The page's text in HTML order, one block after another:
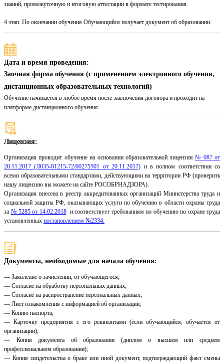
знаний, промежуточную и итоговую аттестации в формате тестирования.
4 этап. По окончании обучения Обучающийся получает документ об образовании.
Дата и время проведения:
Заочная форма обучения (с применением электронного обучения,
дистанционных образовательных технологий)
Обучение начинается в любое время после заключения договора и проходит на
платформе дистанционного обучения.
Лицензия:
Организация проводит обучение на основании образовательной лицензии № 087 от
20.11.2017 (Л035-01215-72/00275501 от 20.11.2017) и в полном соответствии со
всеми образовательными стандартами, действующими на территории РФ (проверить
нашу лицензию вы можете на сайте РОСОБРНАДЗОРА).
Организация внесена в реестр аккредитованных организаций Министерства труда и
социальной защиты РФ, оказывающих услуги по обучению в области охраны труда
за № 5285 от 14.02.2018и соответствует требованиям по обучению по охране труда
установленных постановлением №2334.
Документы, необходимые для начала обучения:
— Заявление о зачислении, от обучающегося;
— Согласие на обработку персональных данных;
— Согласие на распространение персональных данных;
— Лист ознакомления с информацией об организации;
— Копию паспорта;
— Карточку предприятия с его реквизитами (если обучающийся, обучается от
организации);
— Копия документа об образовании (диплом о высшем или среднем
профессиональном образовании);
— Копия свидетельства о браке или иной документ, подтверждающий факт смены